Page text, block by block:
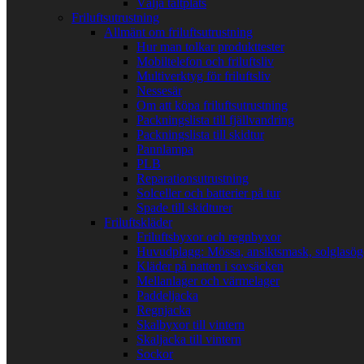
Välja tältplats
Friluftsutrustning
Allmänt om friluftsutrustning
Hur man tolkar produkttester
Mobiltelefon och friluftsliv
Multiverktyg för friluftsliv
Nessesär
Om att köpa friluftsutrustning
Packningslista till fjällvandring
Packningslista till skidtur
Pannlampa
PLB
Reparationsutrustning
Solceller och batterier på tur
Spade till skidturer
Friluftskläder
Friluftsbyxor och regnbyxor
Huvudplagg: Mössa, ansiktsmask,
Kläder på natten i sovsäcken
Mellanlager och värmelager
Paddeljacka
Regnjacka
Skalbyxor till vintern
Skaljacka till vintern
Sockor